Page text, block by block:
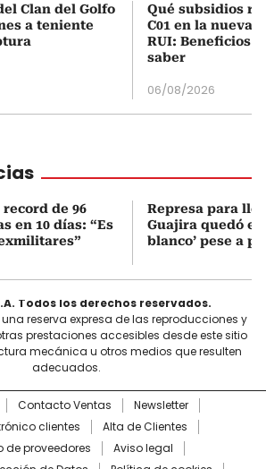
Clan del Golfo
a teniente
Qué subsidios
C01 en la nueva
RUI: Beneficios
saber
06/08/2026
de 96
en 10 días: “Es
Represa para
Guajira quedó en
blanco’ pese a
Todos los derechos reservados.
una reserva expresa de las reproducciones y
prestaciones accesibles desde este sitio
mecánica u otros medios que resulten
adecuados.
Contacto Ventas
Newsletter
clientes
Alta de Clientes
de proveedores
Aviso legal